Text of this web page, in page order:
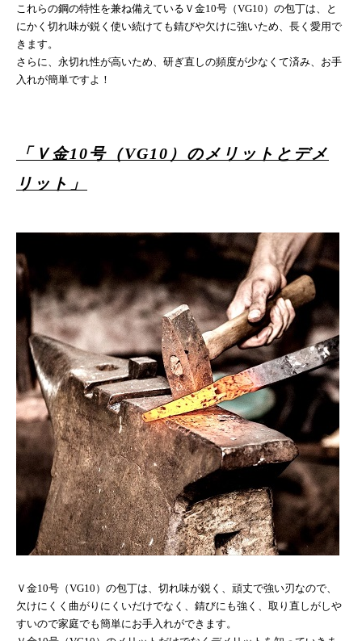
これらの鋼の特性を兼ね備えているＶ金10号（VG10 ）の包丁は、と
にかく切れ味が鋭く使い続けても錆びや欠けに強いため、長く愛用で
きます。
さらに、永切れ性が高いため、研ぎ直しの頻度が少なくて済み、お手
入れが簡単ですよ！
「Ｖ金10号（VG10 ）のメリットとデメ
リット」
Ｖ金10号（VG10 ）の包丁は、切れ味が鋭く、頑丈で強い刃なので、
欠けにくく曲がりにくいだけでなく、錆びにも強く、取り直しがしや
すいので家庭でも簡単にお手入れができます。